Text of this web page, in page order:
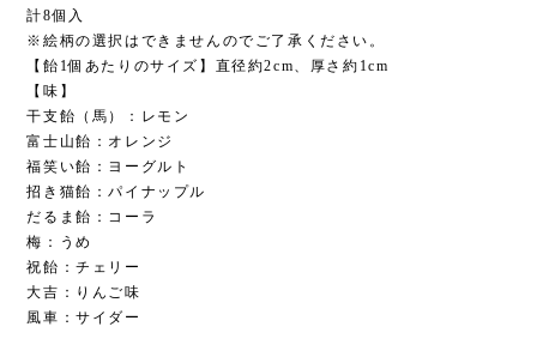
計8個入
※絵柄の選択はできませんのでご了承ください。
【飴1個あたりのサイズ】直径約2cm、厚さ約1cm
【味】
干支飴（馬）：レモン
富士山飴：オレンジ
福笑い飴：ヨーグルト
招き猫飴：パイナップル
だるま飴：コーラ
梅：うめ
祝飴：チェリー
大吉：りんご味
風車：サイダー